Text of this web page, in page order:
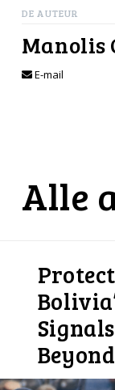
DE AUTEUR
Manolis
E-mail
Alle